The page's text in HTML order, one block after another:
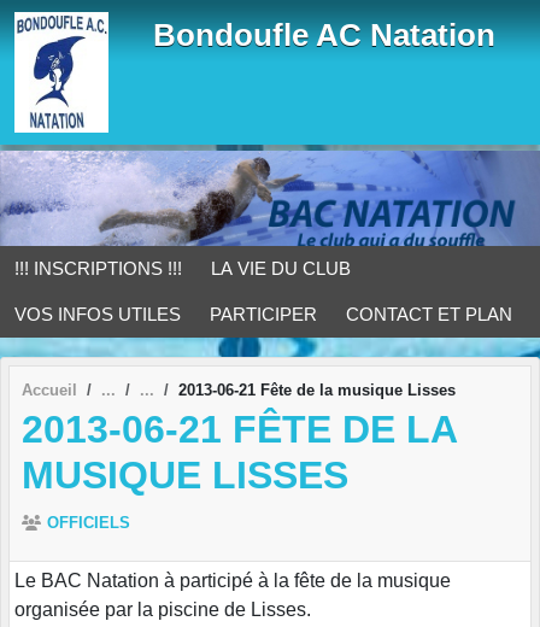
Bondoufle AC Natation
!!! INSCRIPTIONS !!! LA VIE DU CLUB
VOS INFOS UTILES PARTICIPER CONTACT ET PLAN
Accueil 2013-06-21 Fête de la musique Lisses
2013-06-21 FÊTE DE LA
MUSIQUE LISSES
OFFICIELS
Le BAC Natation à participé à la fête de la musique
organisée par la piscine de Lisses.
Panneau de gestion des cookies